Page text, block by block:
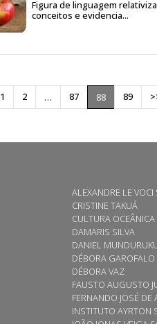
Figura de linguagem relativiza
conceitos e evidencia...
1 2 … 87 88 89
ALEXANDRE LE VOCI
CRISTINE TAKUÁ
CULTURA OCEÂNICA
DAMARIS SILVA
DANIEL
DÉBORA GAROFALO
DÉBORA VAZ
FAUSTO AUGUSTO
FERNANDO JOSÉ DE
INSTITUTO AYRTON